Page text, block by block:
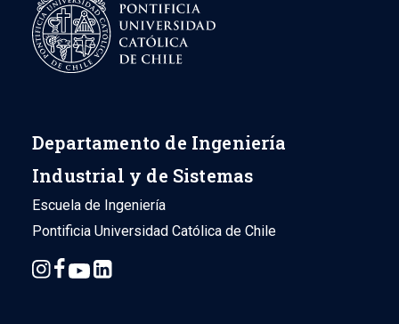
Departamento de Ingeniería
Industrial y de Sistemas
Escuela de Ingeniería
Pontificia Universidad Católica de Chile